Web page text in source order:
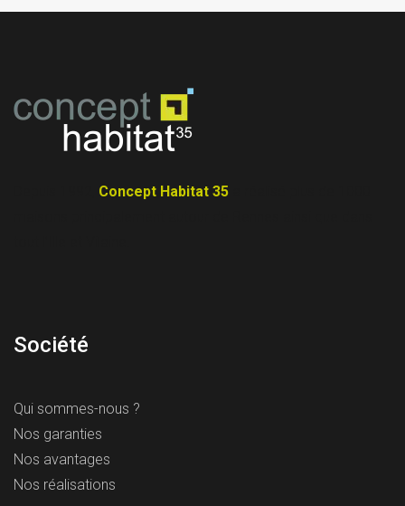
Concept Habitat 35
Société
Qui sommes-nous ?
Nos garanties
Nos avantages
Nos réalisations